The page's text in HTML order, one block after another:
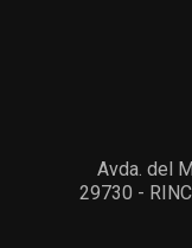
Avda. del
29730 -